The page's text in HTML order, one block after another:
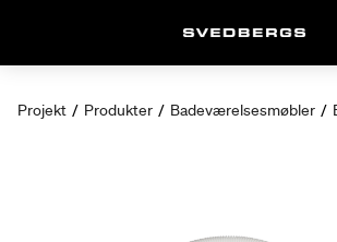
Projekt / Produkter / Badeværelsesmøbler /